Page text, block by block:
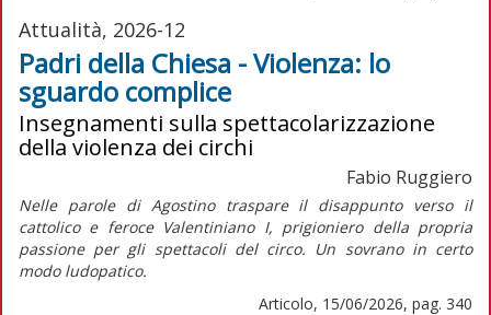
Attualità, 2026-12
Padri della Chiesa - Violenza: lo
sguardo complice
Insegnamenti sulla spettacolarizzazione
della violenza dei circhi
Fabio Ruggiero
Nelle parole di Agostino traspare il disappunto verso il
cattolico e feroce Valentiniano I, prigioniero della propria
passione per gli spettacoli del circo. Un sovrano in certo
modo ludopatico.
Articolo, 15/06/2026, pag. 340